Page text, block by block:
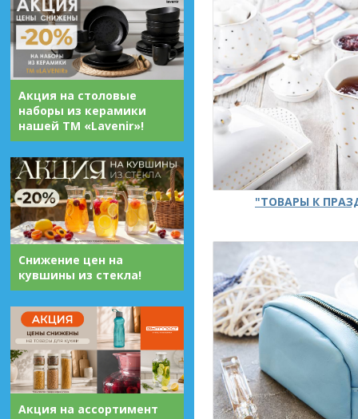
Акция на столовые
наборы из керамики
нашей ТМ «Lavenir»!
Снижение цен на
кувшины из стекла!
Акция на ассортимент
"ТОВАРЫ К